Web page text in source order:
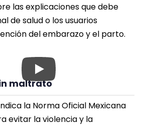
las explicaciones que debe
de salud o los usuarios
del embarazo y el parto.
maltrato
la Norma Oficial Mexicana
evitar la violencia y la